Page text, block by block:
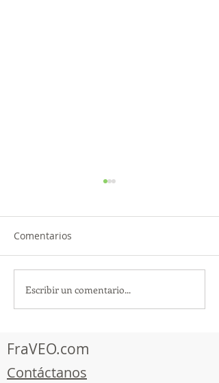
TourTravelynByFraveo
participó en la
Comentarios
Escribir un comentario...
FraVEO.com
Contáctanos